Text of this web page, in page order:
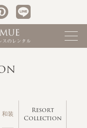
和装
Resort
Collection